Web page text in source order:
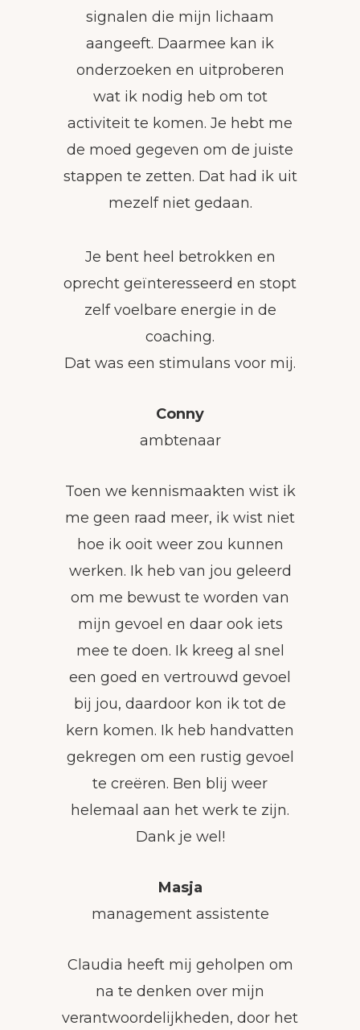
signalen die mijn lichaam
aangeeft. Daarmee kan ik
onderzoeken en uitproberen
wat ik nodig heb om tot
activiteit te komen. Je hebt me
de moed gegeven om de juiste
stappen te zetten. Dat had ik uit
mezelf niet gedaan.
Je bent heel betrokken en
oprecht geïnteresseerd en stopt
zelf voelbare energie in de
coaching.
Dat was een stimulans voor mij.
Conny
ambtenaar
Toen we kennismaakten wist ik
me geen raad meer, ik wist niet
hoe ik ooit weer zou kunnen
werken. Ik heb van jou geleerd
om me bewust te worden van
mijn gevoel en daar ook iets
mee te doen. Ik kreeg al snel
een goed en vertrouwd gevoel
bij jou, daardoor kon ik tot de
kern komen. Ik heb handvatten
gekregen om een rustig gevoel
te creëren. Ben blij weer
helemaal aan het werk te zijn.
Dank je wel!
Masja
management assistente
Claudia heeft mij geholpen om
na te denken over mijn
verantwoordelijkheden, door het